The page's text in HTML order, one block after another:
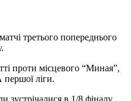
третього попереднього
проти місцевого “Миная”,
першої ліги.
зустрічалися в 1/8 фіналу